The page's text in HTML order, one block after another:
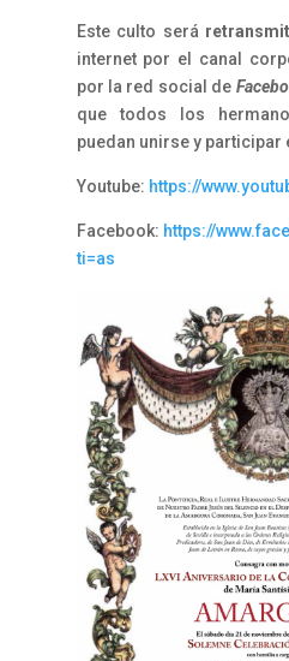
Este culto será
internet por el canal
por la red social de
que todos los
puedan unirse y participar
Youtube: https://
Facebook: https://
ti=as